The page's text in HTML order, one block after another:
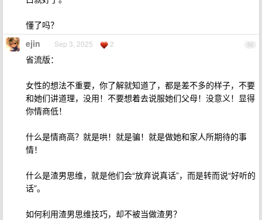
懂了吗？
56
ejin Sep 3, 2025 2
省流版：
女性的想法不重要，你了解就知道了，都是差不多的样子，不要
和她们讲道理，没用！不要想着去说服她们父母！没意义！显得
你情商低！
什么是情商高？就是哄！就是骗！就是做她和家人所期待的事
情！
什么是渣男思维，就是他们会“放弃说真话”，而是转而说“好听的
话”。
如何利用渣男思维技巧，却不被当做渣男？